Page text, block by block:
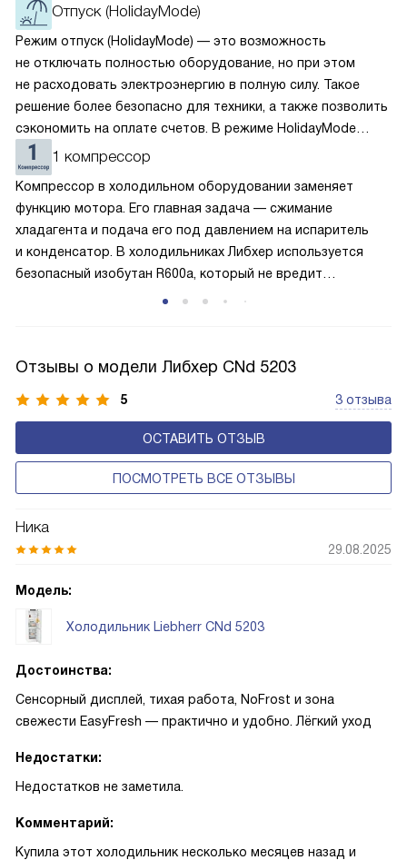
Отпуск (HolidayMode)
Режим отпуск (HolidayMode) — это возможность
не отключать полностью оборудование, но при этом
не расходовать электроэнергию в полную силу. Такое
решение более безопасно для техники, а также позволить
сэкономить на оплате счетов. В режиме HolidayMode
вентилятор и суперохлаждение не работают, а в камере
устанавливается температура в районе +15 градусов. Это
позволяет сохранить продукты на определённое время
и избежать появление неприятных запахов.
1 компрессор
Компрессор в холодильном оборудовании заменяет
функцию мотора. Его главная задача — сжимание
хладагента и подача его под давлением на испаритель
и конденсатор. В холодильниках Либхер используется
безопасный изобутан R600a, который не вредит
и быстрее происходит охлаждение, затрачивается
Отзывы о модели Либхер CNd 5203
5 3 отзыва
ОСТАВИТЬ ОТЗЫВ
ПОСМОТРЕТЬ ВСЕ ОТЗЫВЫ
Ника
29.08.2025
Модель:
Холодильник Liebherr CNd 5203
Достоинства:
Сенсорный дисплей, тихая работа, NoFrost и зона
свежести EasyFresh — практично и удобно. Лёгкий уход
Недостатки:
Недостатков не заметила.
Комментарий:
Купила этот холодильник несколько месяцев назад и